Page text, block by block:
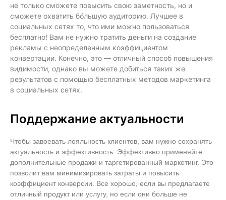
не только сможете повысить свою заметность, но и
сможете охватить бóльшую аудиторию. Лучшее в
социальных сетях то, что ими можно пользоваться
бесплатно! Вам не нужно тратить деньги на создание
рекламы с неопределенным коэффициентом
конвертации. Конечно, это — отличный способ повышения
видимости, однако вы можете добиться таких же
результатов с помощью бесплатных методов маркетинга
в социальных сетях.
Поддержание актуальности
Чтобы завоевать лояльность клиентов, вам нужно сохранять
актуальность и эффективность. Эффективно применяйте
дополнительные продажи и таргетированный маркетинг. Это
позволит вам минимизировать затраты и повысить
коэффициент конверсии. Все хорошо, если вы предлагаете
отличный продукт или услугу, но если они больше не